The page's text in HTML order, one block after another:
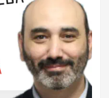
de vulnerabilidades
script Python. ...